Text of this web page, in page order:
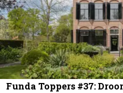
Funda Toppers #37: